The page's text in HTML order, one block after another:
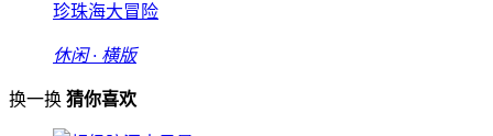
珍珠海大冒险
休闲 · 横版
换一换 猜你喜欢